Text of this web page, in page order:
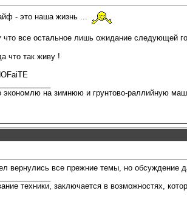
- это наша жизнь ...
что все остальное лишь ожидание следующей
что так живу !
экономлю на зимнюю и грунтово-раллийную
вернулись все прежние темы, но обсуждение
техники, заключается в возможностях,